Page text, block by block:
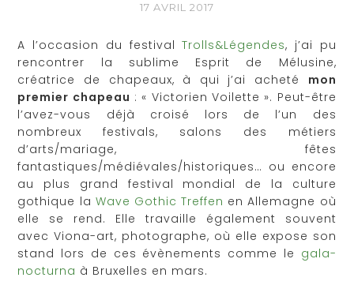
17 AVRIL 2017
A l’occasion du festivalTrolls&Légendes, j’ai pu
rencontrer la sublime Esprit de Mélusine,
créatrice de chapeaux, à qui j’ai acheté mon
premier chapeau : « Victorien Voilette ». Peut-être
l’avez-vous déjà croisé lors de l’un des
nombreux festivals, salons des métiers
d’arts/mariage, fêtes
fantastiques/médiévales/historiques… ou encore
au plus grand festival mondial de la culture
gothique la Wave Gothic Treffen en Allemagne où
elle se rend. Elle travaille également souvent
avec Viona-art, photographe, où elle expose son
stand lors de ces évènements comme le gala-
nocturna à Bruxelles en mars.